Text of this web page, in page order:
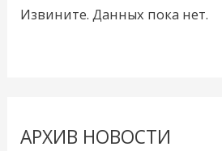
Извините. Данных пока нет.
АРХИВ НОВОСТИ